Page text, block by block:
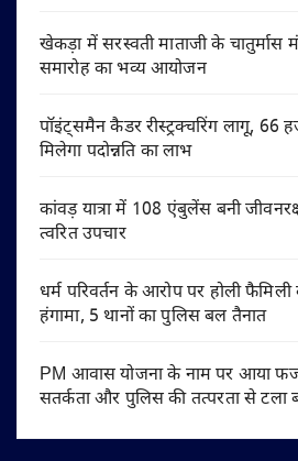
खेकड़ा में सरस्वती माताजी के
समारोह का भव्य आयोजन
पॉइंट्समैन कैडर रीस्ट्रक्चरिंग लागू, 66
मिलेगा पदोन्नति का लाभ
कांवड़ यात्रा में 108 एंबुलेंस बनी
त्वरित उपचार
धर्म परिवर्तन के आरोप पर होली
हंगामा, 5 थानों का पुलिस बल तैनात
PM आवास योजना के नाम पर आया
सतर्कता और पुलिस की तत्परता से टला